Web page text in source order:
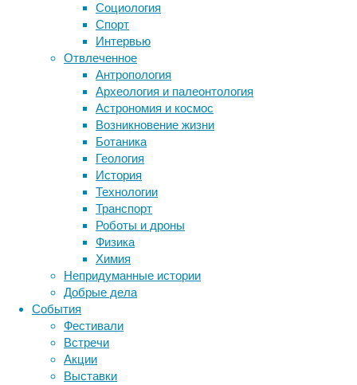
Социология
Спорт
Интервью
Отвлеченное
Антропология
Археология и палеонтология
Астрономия и космос
Возникновение жизни
Ботаника
Геология
История
Технологии
Транспорт
Роботы и дроны
Физика
Химия
Непридуманные истории
Добрые дела
События
Фестивали
Встречи
Акции
Выставки
на
сайте
https://icondetailing.ru/okleyka_kuzov/
можно
узнать
её
свойствах.
Зачем
оклеивать
автомобиль
Метки
ДНК бактерии
биотехнология
генетика дети животные
здоровье знания иммунитет
инструменты и методы
исследования
лекарства медицина
мозг наука неврология
нейробиология
нейрофизиология
онкология
поведение
сон социальные проблемы
физиология
эмоции